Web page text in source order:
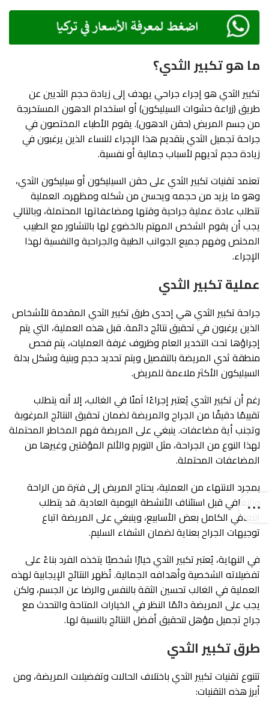
ما هو تكبير الثدي؟
تكبير الثدي هو إجراء جراحي يهدف إلى زيادة حجم الثديين عن
طريق (زراعة حشوات السيليكون) أو استخدام الدهون المستخرجة
من جسم المريض (حقن الدهون). يقوم الأطباء المختصون في
جراحة تجميل الثدي بتقديم هذا الإجراء للنساء الذين يرغبون في
زيادة حجم ثديهم لأسباب جمالية أو نفسية.
تعتمد تقنيات تكبير الثدي على حقن السيليكون أو سيليكون الثدي،
وهو ما يزيد من حجمه ويحسن من شكله ومظهره. العملية
تتطلب عادة عملية جراحية وقتها ومضاعفاتها المحتملة، وبالتالي
يجب أن يقوم الشخص المهتم بالخضوع لها بالتشاور مع الطبيب
المختص وفهم جميع الجوانب الطبية والجراحية والنفسية لهذا
الإجراء.
عملية تكبير الثدي
جراحة تكبير الثدي هي إحدى طرق تكبير الثدي المقدمة للأشخاص
الذين يرغبون في تحقيق نتائج دائمة. قبل هذه العملية، التي يتم
إجراؤها تحت التخدير العام وظروف غرفة العمليات، يتم فحص
منطقة ثدي المريضة بالتفصيل ويتم تحديد حجم وبنية وشكل بدلة
السيليكون الأكثر ملاءمة للمريض.
رغم أن تكبير الثدي يُعتبر إجراءًا آمنًا في الغالب، إلا أنه يتطلب
تقييمًا دقيقًا من الجراح والمريضة لضمان تحقيق النتائج المرغوبة
وتجنب أية مضاعفات. ينبغي على المريضة فهم المخاطر المحتملة
لهذا النوع من الجراحة، مثل التورم والألم المؤقتين وغيرها من
المضاعفات المحتملة.
بمجرد الانتهاء من العملية، يحتاج المريض إلى فترة من الراحة
والتعافي قبل استئناف الأنشطة اليومية العادية. قد يتطلب
التعافي الكامل بعض الأسابيع، وينبغي على المريضة اتباع
توجيهات الجراح بعناية لضمان الشفاء السليم.
في النهاية، يُعتبر تكبير الثدي خيارًا شخصيًا يتخذه الفرد بناءً على
تفضيلاته الشخصية وأهدافه الجمالية. تُظهر النتائج الإيجابية لهذه
العملية في الغالب تحسين الثقة بالنفس والرضا عن الجسم، ولكن
يجب على المريضة دائمًا النظر في الخيارات المتاحة والتحدث مع
جراح تجميل مؤهل لتحقيق أفضل النتائج بالنسبة لها.
طرق تكبير الثدي
تتنوع تقنيات تكبير الثدي باختلاف الحالات وتفضيلات المريضة، ومن
أبرز هذه التقنيات: